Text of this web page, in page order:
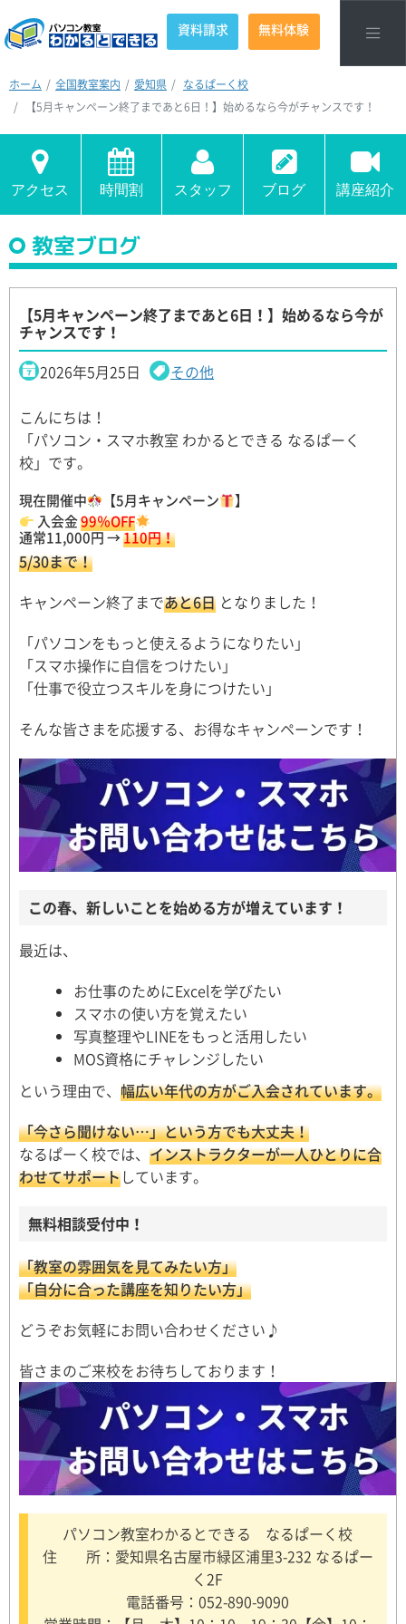
資料請求 無料体験
ホーム 全国教室案内 愛知県
なるぱーく校
【5月キャンペーン終了まであと6日！】始めるなら今がチャンスです！
アクセス 時間割 スタッフ ブログ 講座紹介
教室ブログ
【5月キャンペーン終了まであと6日！】始めるなら今が
チャンスです！
2026年5月25日
その他
こんにちは！
「パソコン・スマホ教室 わかるとできる なるぱーく
校」です。
現在開催中 【5月キャンペーン
】
入会金99％OFF
通常11,000円 →110円！
5/30まで！
キャンペーン終了まであと6日 となりました！
「パソコンをもっと使えるようになりたい」
「スマホ操作に自信をつけたい」
「仕事で役立つスキルを身につけたい」
そんな皆さまを応援する、お得なキャンペーンです！
この春、新しいことを始める方が増えています！
最近は、
お仕事のためにExcelを学びたい
スマホの使い方を覚えたい
写真整理やLINEをもっと活用したい
MOS資格にチャレンジしたい
という理由で、 幅広い年代の方がご入会されています。
「今さら聞けない…」という方でも大丈夫！
なるぱーく校では、 インストラクターが一人ひとりに合
わせてサポートしています。
無料相談受付中！
「教室の雰囲気を見てみたい方」
「自分に合った講座を知りたい方」
どうぞお気軽にお問い合わせください♪
皆さまのご来校をお待ちしております！
パソコン教室わかるとできる なるぱーく校
住 所：愛知県名古屋市緑区浦里3-232 なるぱー
く2F
電話番号：052-890-9090